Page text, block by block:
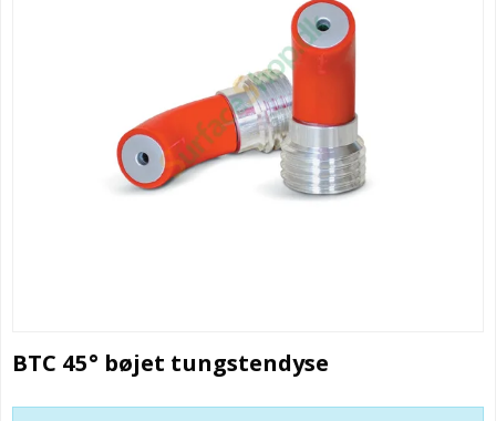
BTC 45° bøjet tungstendyse